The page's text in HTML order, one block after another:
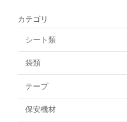
カテゴリ
シート類
袋類
テープ
保安機材